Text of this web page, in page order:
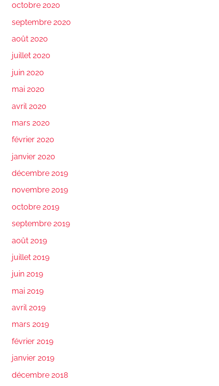
octobre 2020
septembre 2020
août 2020
juillet 2020
juin 2020
mai 2020
avril 2020
mars 2020
février 2020
janvier 2020
décembre 2019
novembre 2019
octobre 2019
septembre 2019
août 2019
juillet 2019
juin 2019
mai 2019
avril 2019
mars 2019
février 2019
janvier 2019
décembre 2018